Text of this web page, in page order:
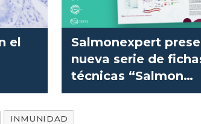
el
Salmonexpert
nueva serie de
técnicas “Salmon
immunology series
INMUNIDAD